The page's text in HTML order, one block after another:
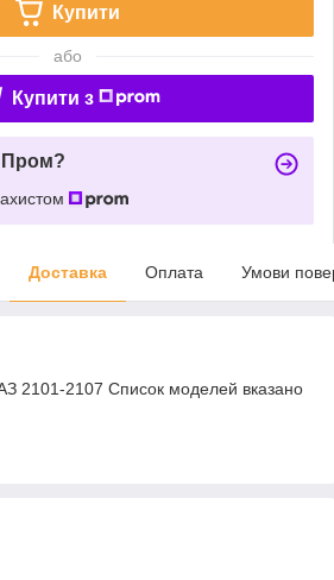
Купити
або
Купити з
Пром?
Доставка Оплата Умови
2101-2107 Список моделей вказано